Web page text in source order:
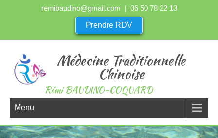
remibaudino@gmail.com | 06 50 78 22 13
Prendre RDV
Médecine Traditionnelle
Chinoise
Rémi BAUDINO-COQUARD
Menu